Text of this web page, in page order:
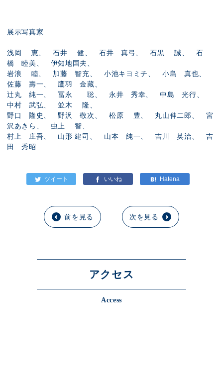
展示写真家
浅岡 恵、 石井 健、 石井 真弓、 石黒 誠、 石
橋 睦美、 伊知地国夫、
岩浪 睦、 加藤 智充、 小池キヨミチ、 小島 真也、
佐藤 壽一、 鷹羽 金藏、
辻丸 純一、 冨永 聡、 永井 秀幸、 中島 光行、
中村 武弘、 並木 隆、
野口 隆史、 野沢 敬次、 松原 豊、 丸山伸二郎、 宮
沢あきら、 虫上 智、
村上 庄吾、 山形 建司、 山本 純一、 吉川 英治、 吉
田 秀昭
前を見る 次を見る
アクセス
Access